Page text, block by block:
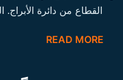
القطاع من دائرة
READ MORE